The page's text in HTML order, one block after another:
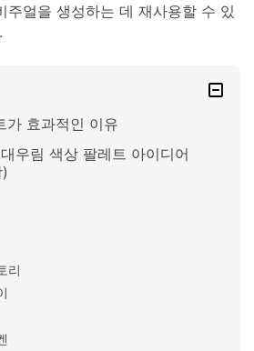
주얼을 생성하는 데 재사용할 수 있
가 효과적인 이유
우림 색상 팔레트 아이디어
리